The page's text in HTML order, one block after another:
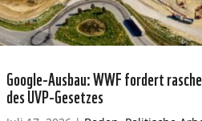
Google-Ausbau: WWF fordert
des UVP-Gesetzes